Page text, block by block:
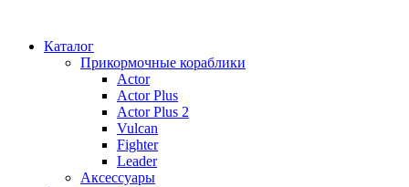
Каталог
Прикормочные кораблики
Actor
Actor Plus
Actor Plus 2
Vulcan
Fighter
Leader
Аксессуары